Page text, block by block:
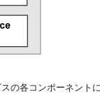
の各コンポーネント